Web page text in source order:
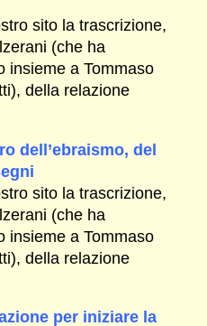
sito la trascrizione,
(che ha
insieme a Tommaso
della relazione
dell’ebraismo, del
sito la trascrizione,
(che ha
insieme a Tommaso
della relazione
per iniziare la